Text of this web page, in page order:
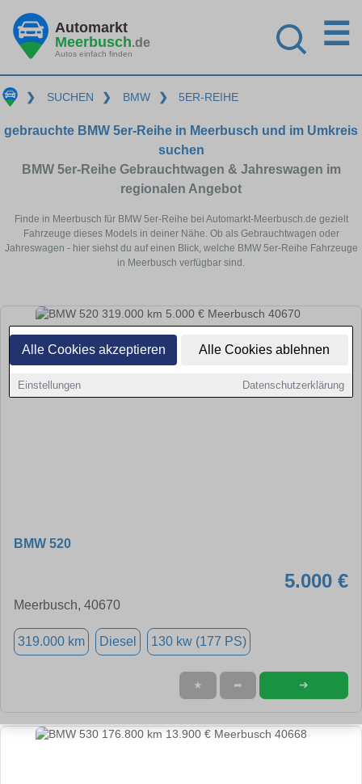
Alle Cookies akzeptieren Alle Cookies ablehnen
Einstellungen Datenschutzerklärung
Automarkt
Meerbusch.de
Autos einfach finden
☰
❯ SUCHEN ❯ BMW ❯ 5ER-REIHE
gebrauchte BMW 5er-Reihe in Meerbusch und im Umkreis
suchen
BMW 5er-Reihe Gebrauchtwagen & Jahreswagen im
regionalen Angebot
Finde in Meerbusch für BMW 5er-Reihe bei Automarkt-Meerbusch.de gezielt
Fahrzeuge dieses Models in deiner Nähe. Ob als Gebrauchtwagen oder
Jahreswagen - hier siehst du auf einen Blick, welche BMW 5er-Reihe Fahrzeuge
in Meerbusch verfügbar sind.
BMW 520
5.000 €
Meerbusch, 40670
319.000 km Diesel 130 kw (177 PS)
★ ➦ ➜